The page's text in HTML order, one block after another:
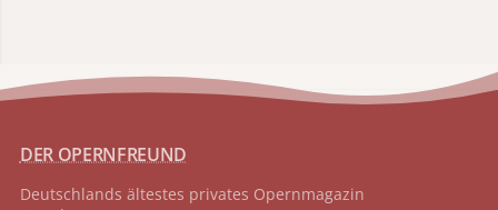
DER OPERNFREUND
Deutschlands ältestes privates Opernmagazin